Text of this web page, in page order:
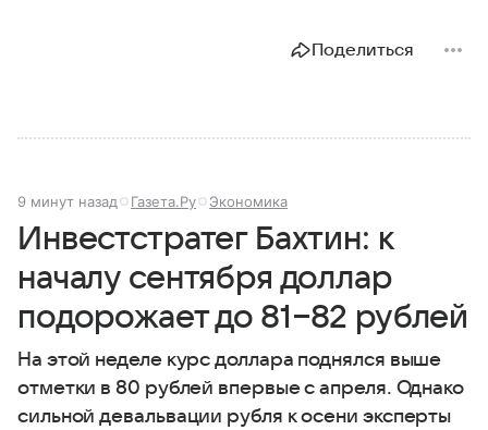
Поделиться
9 минут назад Газета.Ру Экономика
Инвестстратег Бахтин: к
началу сентября доллар
подорожает до 81−82 рублей
На этой неделе курс доллара поднялся выше
отметки в 80 рублей впервые с апреля. Однако
сильной девальвации рубля к осени эксперты